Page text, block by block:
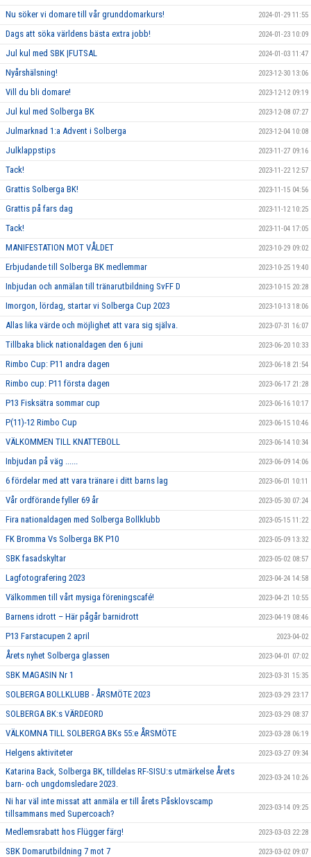
Nu söker vi domare till vår grunddomarkurs! 2024-01-29 11:55
Dags att söka världens bästa extra jobb! 2024-01-23 10:09
Jul kul med SBK |FUTSAL 2024-01-03 11:47
Nyårshälsning! 2023-12-30 13:06
Vill du bli domare! 2023-12-12 09:19
Jul kul med Solberga BK 2023-12-08 07:27
Julmarknad 1:a Advent i Solberga 2023-12-04 10:08
Julklappstips 2023-11-27 09:16
Tack! 2023-11-22 12:57
Grattis Solberga BK! 2023-11-15 04:56
Grattis på fars dag 2023-11-12 10:25
Tack! 2023-11-04 17:05
MANIFESTATION MOT VÅLDET 2023-10-29 09:02
Erbjudande till Solberga BK medlemmar 2023-10-25 19:40
Inbjudan och anmälan till tränarutbildning SvFF D 2023-10-15 20:28
Imorgon, lördag, startar vi Solberga Cup 2023 2023-10-13 18:06
Allas lika värde och möjlighet att vara sig själva. 2023-07-31 16:07
Tillbaka blick nationaldagen den 6 juni 2023-06-20 10:33
Rimbo Cup: P11 andra dagen 2023-06-18 21:54
Rimbo cup: P11 första dagen 2023-06-17 21:28
P13 Fisksätra sommar cup 2023-06-16 10:17
P(11)-12 Rimbo Cup 2023-06-15 10:46
VÄLKOMMEN TILL KNATTEBOLL 2023-06-14 10:34
Inbjudan på väg ...... 2023-06-09 14:06
6 fördelar med att vara tränare i ditt barns lag 2023-06-01 10:11
Vår ordförande fyller 69 år 2023-05-30 07:24
Fira nationaldagen med Solberga Bollklubb 2023-05-15 11:22
FK Bromma Vs Solberga BK P10 2023-05-09 13:32
SBK fasadskyltar 2023-05-02 08:57
Lagfotografering 2023 2023-04-24 14:58
Välkommen till vårt mysiga föreningscafé! 2023-04-21 10:55
Barnens idrott – Här pågår barnidrott 2023-04-19 08:46
P13 Farstacupen 2 april 2023-04-02
Årets nyhet Solberga glassen 2023-04-01 07:02
SBK MAGASIN Nr 1 2023-03-31 15:35
SOLBERGA BOLLKLUBB - ÅRSMÖTE 2023 2023-03-29 23:17
SOLBERGA BK:s VÄRDEORD 2023-03-29 08:37
VÄLKOMNA TILL SOLBERGA BKs 55:e ÅRSMÖTE 2023-03-28 06:19
Helgens aktiviteter 2023-03-27 09:34
Katarina Back, Solberga BK, tilldelas RF-SISU:s utmärkelse Årets
barn- och ungdomsledare 2023.
2023-03-24 10:26
Ni har väl inte missat att anmäla er till årets Påsklovscamp
tillsammans med Supercoach?
2023-03-14 09:25
Medlemsrabatt hos Flügger färg! 2023-03-03 22:28
SBK Domarutbildning 7 mot 7 2023-03-02 09:07